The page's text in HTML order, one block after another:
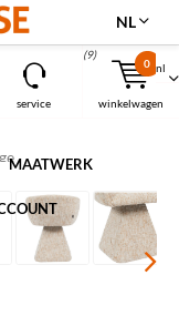
nl
service winkelwagen
0
(9)
NL
MAATWERK